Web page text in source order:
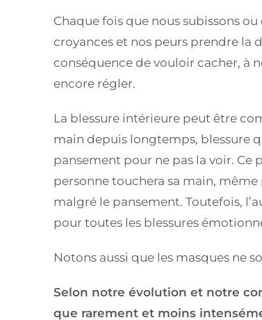
Chaque fois que nous subissons
croyances et nos peurs prendre la
conséquence de vouloir cacher, à
encore régler.
La blessure intérieure peut être
main depuis longtemps, blessure
pansement pour ne pas la voir. Ce
personne touchera sa main,
malgré le pansement. Toutefois,
pour toutes les blessures
Notons aussi que les masques ne
Selon notre évolution et notre
que rarement et moins